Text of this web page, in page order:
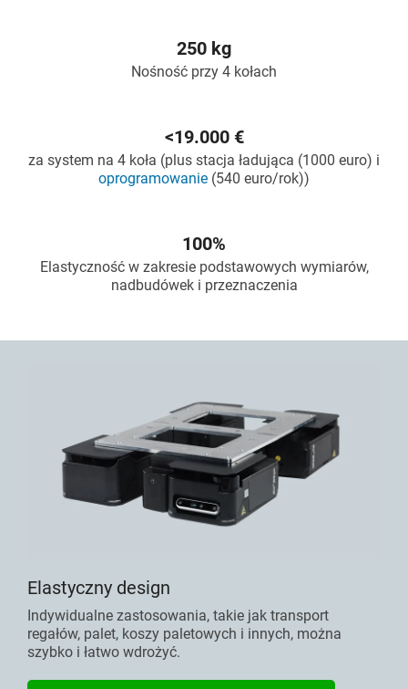
250 kg
Nośność przy 4 kołach
<19.000 €
za system na 4 koła (plus stacja ładująca (1000 euro) i
oprogramowanie (540 euro/rok))
100%
Elastyczność w zakresie podstawowych wymiarów,
nadbudówek i przeznaczenia
Elastyczny design
Indywidualne zastosowania, takie jak transport
regałów, palet, koszy paletowych i innych, można
szybko i łatwo wdrożyć.